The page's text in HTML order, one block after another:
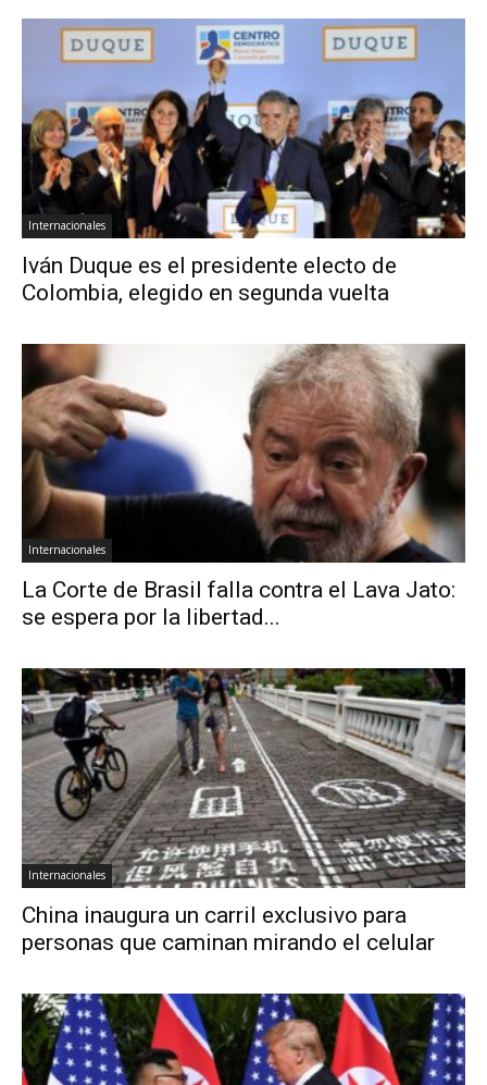
Internacionales
Iván Duque es el presidente electo de
Colombia, elegido en segunda vuelta
Internacionales
La Corte de Brasil falla contra el Lava Jato:
se espera por la libertad...
Internacionales
China inaugura un carril exclusivo para
personas que caminan mirando el celular